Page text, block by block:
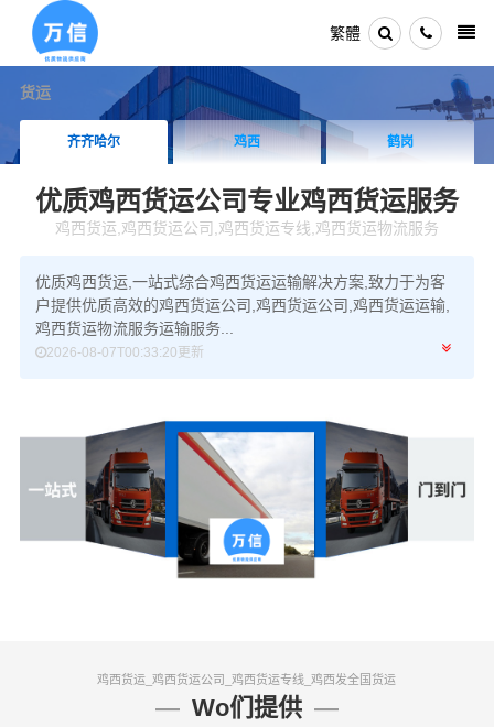
繁體
货运
齐齐哈尔 鸡西 鹤岗
优质鸡西货运公司专业鸡西货运服务
鸡西货运,鸡西货运公司,鸡西货运专线,鸡西货运物流服务
优质鸡西货运,一站式综合鸡西货运运输解决方案,致力于为客
户提供优质高效的鸡西货运公司,鸡西货运公司,鸡西货运运输,
鸡西货运物流服务运输服务...
2026-08-07T00:33:20更新
鸡西货运_鸡西货运公司_鸡西货运专线_鸡西发全国货运
Wo们提供